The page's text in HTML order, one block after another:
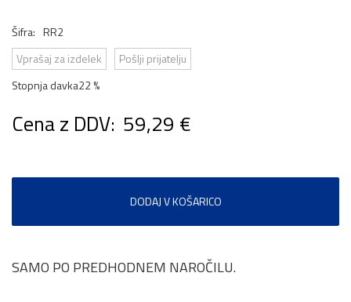
Šifra: RR2
Vprašaj za izdelek
Pošlji prijatelju
Stopnja davka22 %
Cena z DDV: 59,29 €
DODAJ V KOŠARICO
SAMO PO PREDHODNEM NAROČILU.